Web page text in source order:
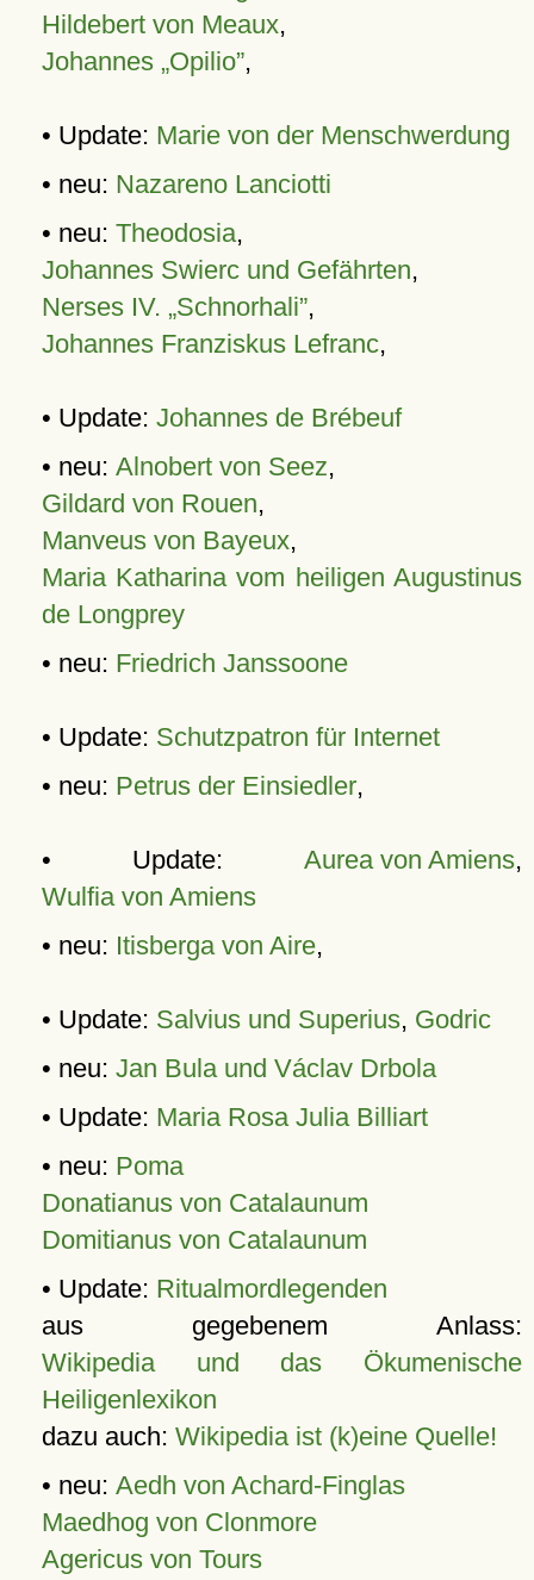
Hildebert von Meaux,
Johannes „Opilio”,
• Update: Marie von der Menschwerdung
• neu: Nazareno Lanciotti
• neu: Theodosia,
Johannes Swierc und Gefährten,
Nerses IV. „Schnorhali”,
Johannes Franziskus Lefranc,
• Update: Johannes de Brébeuf
• neu: Alnobert von Seez,
Gildard von Rouen,
Manveus von Bayeux,
Maria Katharina vom heiligen Augustinus
de Longprey
• neu: Friedrich Janssoone
• Update: Schutzpatron für Internet
• neu: Petrus der Einsiedler,
• Update: Aurea von Amiens,
Wulfia von Amiens
• neu: Itisberga von Aire,
• Update: Salvius und Superius, Godric
• neu: Jan Bula und Václav Drbola
• Update: Maria Rosa Julia Billiart
• neu: Poma
Donatianus von Catalaunum
Domitianus von Catalaunum
• Update: Ritualmordlegenden
aus gegebenem Anlass:
Wikipedia und das Ökumenische
Heiligenlexikon
dazu auch: Wikipedia ist (k)eine Quelle!
• neu: Aedh von Achard-Finglas
Maedhog von Clonmore
Agericus von Tours